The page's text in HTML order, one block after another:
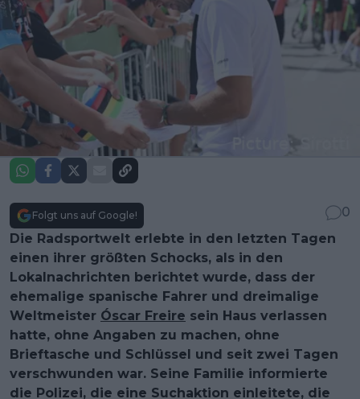
Folgt uns auf Google!
0
Die Radsportwelt erlebte in den letzten Tagen
einen ihrer größten Schocks, als in den
Lokalnachrichten berichtet wurde, dass der
ehemalige spanische Fahrer und dreimalige
Weltmeister Óscar Freire sein Haus verlassen
hatte, ohne Angaben zu machen, ohne
Brieftasche und Schlüssel und seit zwei Tagen
verschwunden war. Seine Familie informierte
die Polizei, die eine Suchaktion einleitete, die